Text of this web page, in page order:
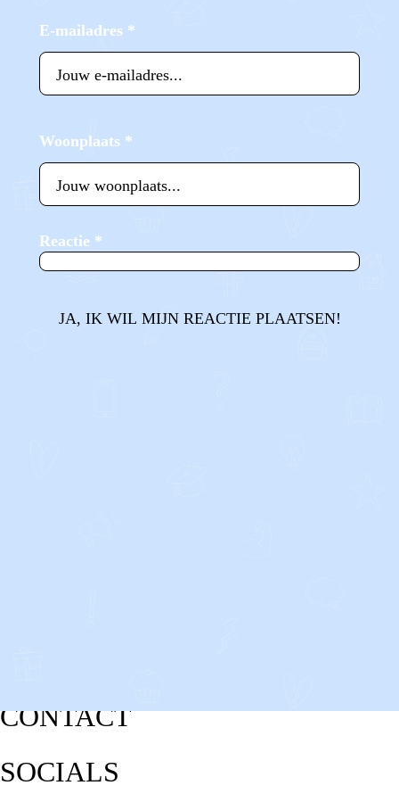
E-mailadres *
Woonplaats *
Reactie *
JA, IK WIL MIJN REACTIE PLAATSEN!
CONTACT
SOCIALS